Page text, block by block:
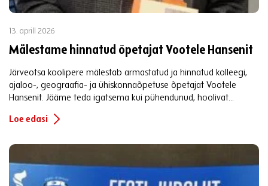
13. aprill 2026
Mälestame hinnatud õpetajat Vootele Hansenit
Järveotsa koolipere mälestab armastatud ja hinnatud kolleegi,
ajaloo-, geograafia- ja ühiskonnaõpetuse õpetajat Vootele
Hansenit. Jääme teda igatsema kui pühendunud, hoolivat...
Loe edasi